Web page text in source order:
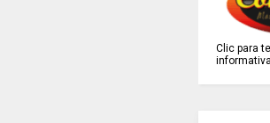
Clic para